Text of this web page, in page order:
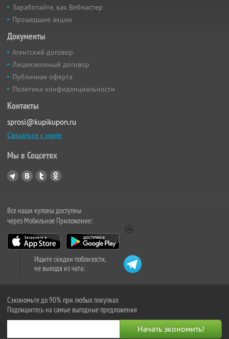
Заработайте, как Вебмастер
Прошедшие акции
Документы
Агентский договор
Лицензионный договор
Публичная оферта
Политика конфиденциальности
Контакты
sprosi@kupikupon.ru
Связаться с нами
Мы в Соцсетях
Все наши купоны доступны
через Мобильное Приложение:
Ищите скидки поблизости,
не выходя из чата:
Сэкономьте до 90% при любых покупках
Подпишитесь на самые выгодные предложения